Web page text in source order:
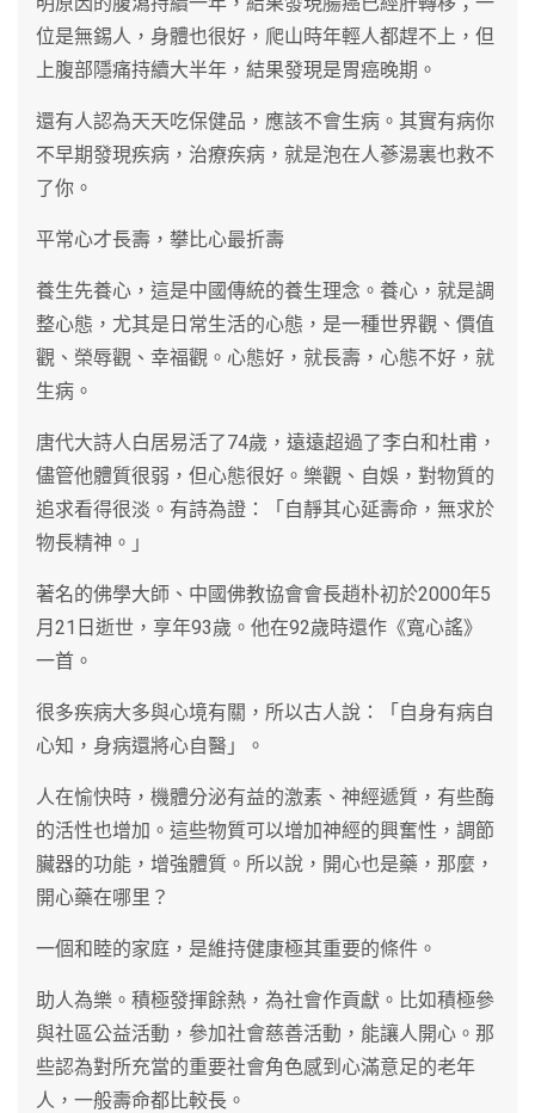
位是無錫人，身體也很好，爬山時年輕人都趕不上，但
上腹部隱痛持續大半年，結果發現是胃癌晚期。
還有人認為天天吃保健品，應該不會生病。其實有病你
不早期發現疾病，治療疾病，就是泡在人蔘湯裏也救不
了你。
平常心才長壽，攀比心最折壽
養生先養心，這是中國傳統的養生理念。養心，就是調
整心態，尤其是日常生活的心態，是一種世界觀、價值
觀、榮辱觀、幸福觀。心態好，就長壽，心態不好，就
生病。
唐代大詩人白居易活了74歲，遠遠超過了李白和杜甫，
儘管他體質很弱，但心態很好。樂觀、自娛，對物質的
追求看得很淡。有詩為證：「自靜其心延壽命，無求於
物長精神。」
著名的佛學大師、中國佛教協會會長趙朴初於2000年5
月21日逝世，享年93歲。他在92歲時還作《寬心謠》
一首。
很多疾病大多與心境有關，所以古人說：「自身有病自
心知，身病還將心自醫」。
人在愉快時，機體分泌有益的激素、神經遞質，有些酶
的活性也增加。這些物質可以增加神經的興奮性，調節
臟器的功能，增強體質。所以說，開心也是藥，那麼，
開心藥在哪里？
一個和睦的家庭，是維持健康極其重要的條件。
助人為樂。積極發揮餘熱，為社會作貢獻。比如積極參
與社區公益活動，參加社會慈善活動，能讓人開心。那
些認為對所充當的重要社會角色感到心滿意足的老年
人，一般壽命都比較長。